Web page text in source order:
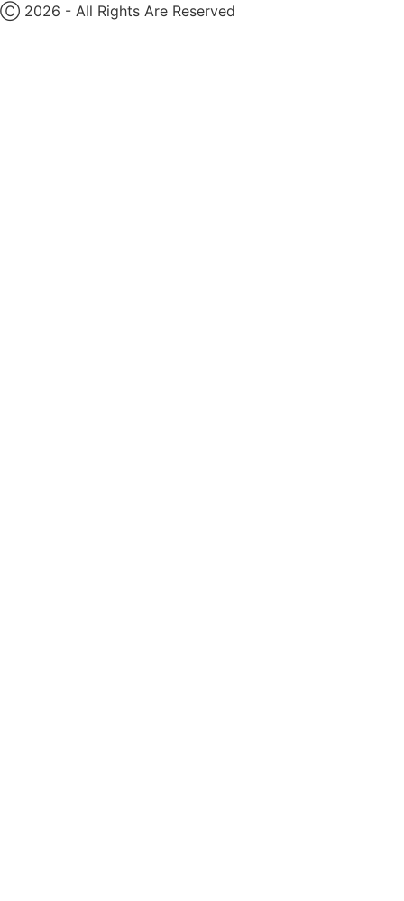
Ⓒ 2026 - All Rights Are Reserved